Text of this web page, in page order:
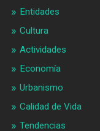
Entidades
Cultura
Actividades
Economía
Urbanismo
Calidad de Vida
Tendencias